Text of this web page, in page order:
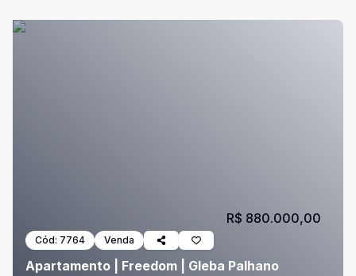
Cód: 7764 Venda
Apartamento | Freedom | Gleba Palhano
R$ 880.000,00